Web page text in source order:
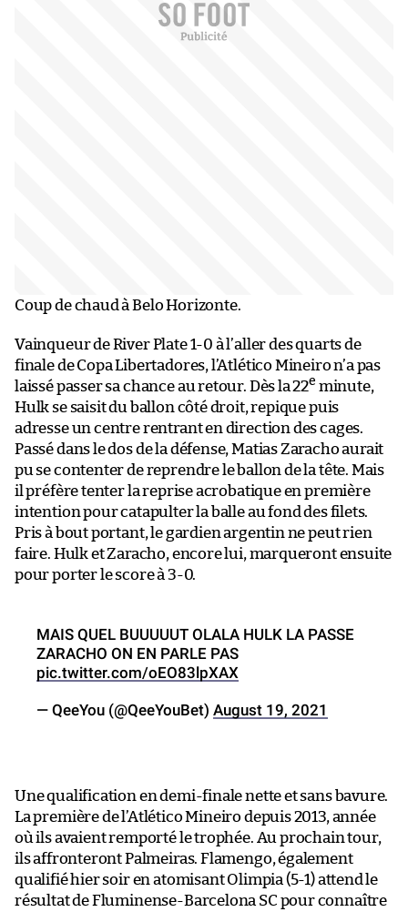
Coup de chaud à Belo Horizonte.
Vainqueur de River Plate 1-0 à l’aller des quarts de
finale de Copa Libertadores, l’Atlético Mineiro n’a pas
laissé passer sa chance au retour. Dès la 22e minute,
Hulk se saisit du ballon côté droit, repique puis
adresse un centre rentrant en direction des cages.
Passé dans le dos de la défense, Matias Zaracho aurait
pu se contenter de reprendre le ballon de la tête. Mais
il préfère tenter la reprise acrobatique en première
intention pour catapulter la balle au fond des filets.
Pris à bout portant, le gardien argentin ne peut rien
faire. Hulk et Zaracho, encore lui, marqueront ensuite
pour porter le score à 3-0.
MAIS QUEL BUUUUUT OLALA HULK LA PASSE
ZARACHO ON EN PARLE PAS
pic.twitter.com/oEO83lpXAX
— QeeYou (@QeeYouBet) August 19, 2021
Une qualification en demi-finale nette et sans bavure.
La première de l’Atlético Mineiro depuis 2013, année
où ils avaient remporté le trophée. Au prochain tour,
ils affronteront Palmeiras. Flamengo, également
qualifié hier soir en atomisant Olimpia (5-1) attend le
résultat de Fluminense-Barcelona SC pour connaître